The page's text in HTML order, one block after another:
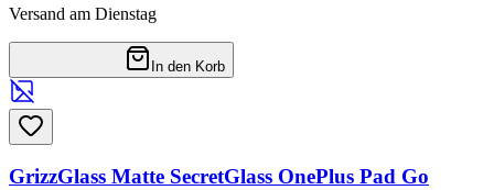
Versand am Dienstag
In den Korb
GrizzGlass Matte SecretGlass OnePlus Pad Go